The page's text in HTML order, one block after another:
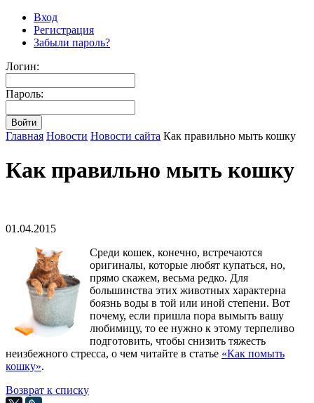
Вход
Регистрация
Забыли пароль?
Логин:
Пароль:
Главная Новости Новости сайта Как правильно мыть кошку
Как правильно мыть кошку
01.04.2015
Среди кошек, конечно, встречаются
оригиналы, которые любят купаться, но,
прямо скажем, весьма редко. Для
большинства этих животных характерна
боязнь воды в той или иной степени. Вот
почему, если пришла пора вымыть вашу
любимицу, то ее нужно к этому терпеливо
подготовить, чтобы снизить тяжесть
неизбежного стресса, о чем читайте в статье «Как помыть
кошку».
Возврат к списку